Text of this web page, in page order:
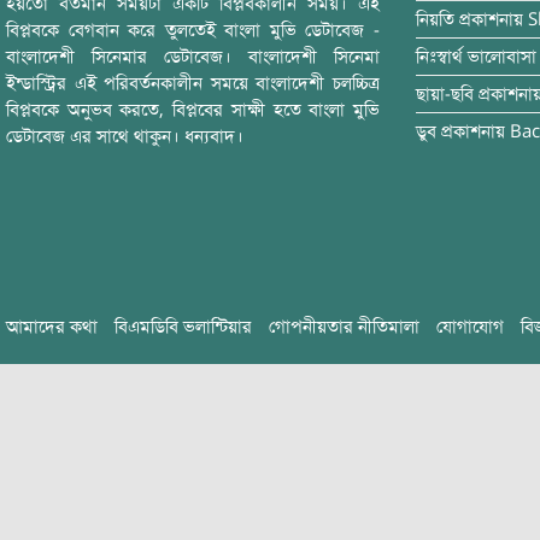
বিপ্লবকে বেগবান করে তুলতেই বাংলা মুভি ডেটাবেজ -
বাংলাদেশী সিনেমার ডেটাবেজ। বাংলাদেশী সিনেমা
ইন্ডাস্ট্রির এই পরিবর্তনকালীন সময়ে বাংলাদেশী চলচ্চিত্র
বিপ্লবকে অনুভব করতে, বিপ্লবের সাক্ষী হতে বাংলা মুভি
ডেটাবেজ এর সাথে থাকুন। ধন্যবাদ।
নিয়তি প্রকাশনায়
নিঃস্বার্থ ভালোবাসা
ছায়া-ছবি
ডুব প্রকাশনায়
আমাদের কথা বিএমডিবি ভলান্টিয়ার গোপনীয়তার নীতিমালা যোগাযোগ